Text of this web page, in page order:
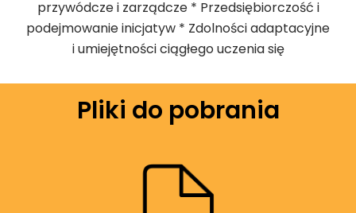
przywódcze i zarządcze * Przedsiębiorczość i
podejmowanie inicjatyw * Zdolności adaptacyjne
i umiejętności ciągłego uczenia się
Pliki do pobrania